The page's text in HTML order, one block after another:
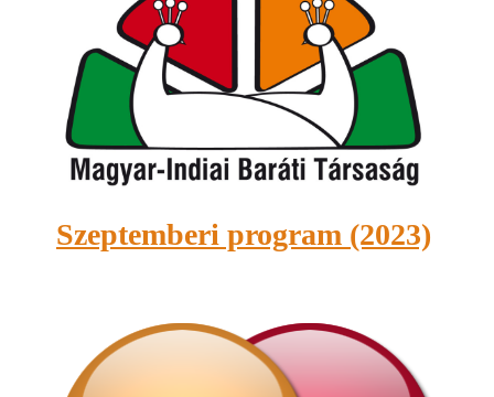
Szeptemberi program (2023)